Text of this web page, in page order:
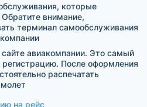
которые
внимание,
терминал самообслуживания
авиакомпании. Это самый
После оформления
распечатать
на рейс